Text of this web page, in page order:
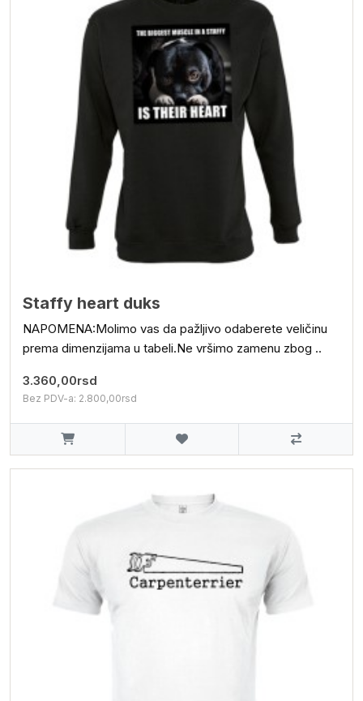
Staffy heart duks
NAPOMENA:Molimo vas da pažljivo odaberete veličinu
prema dimenzijama u tabeli.Ne vršimo zamenu zbog ..
3.360,00rsd
Bez PDV-a: 2.800,00rsd